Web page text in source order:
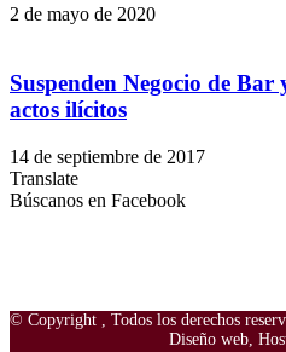
2 de mayo de 2020
Suspenden Negocio de
actos ilícitos
14 de septiembre de 2017
Translate
Búscanos en Facebook
© Copyright , Todos los derechos
Diseño web,